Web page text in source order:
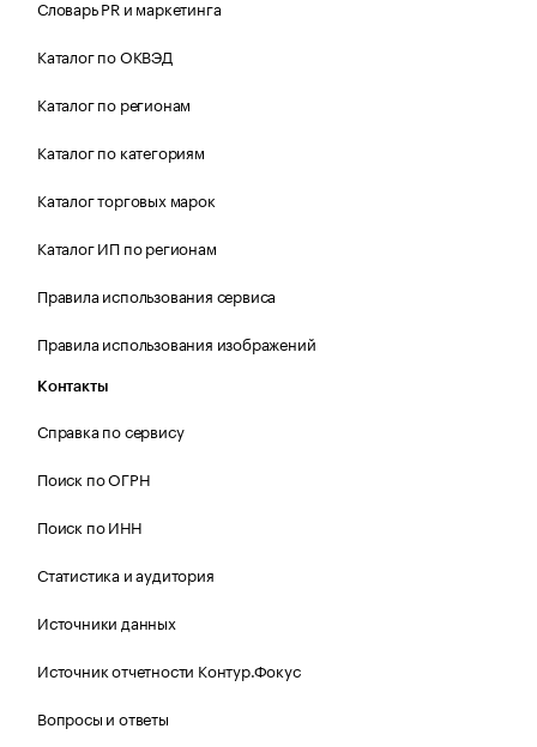
Словарь PR и маркетинга
Каталог по ОКВЭД
Каталог по регионам
Каталог по категориям
Каталог торговых марок
Каталог ИП по регионам
Правила использования сервиса
Правила использования изображений
Контакты
Справка по сервису
Поиск по ОГРН
Поиск по ИНН
Статистика и аудитория
Источники данных
Источник отчетности Контур.Фокус
Вопросы и ответы